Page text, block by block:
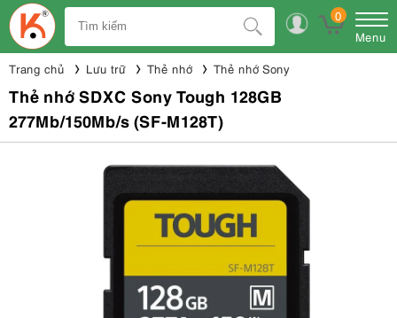
0
Menu
Trang chủ Lưu trữ Thẻ nhớ Thẻ nhớ Sony
Thẻ nhớ SDXC Sony Tough 128GB
277Mb/150Mb/s (SF-M128T)